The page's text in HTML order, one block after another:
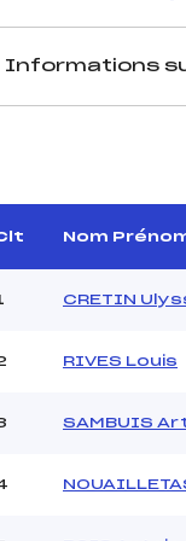
Informations
:
:
1
de départ :
A :
Nom
CRETIN
RIVES Louis
SAMBUIS